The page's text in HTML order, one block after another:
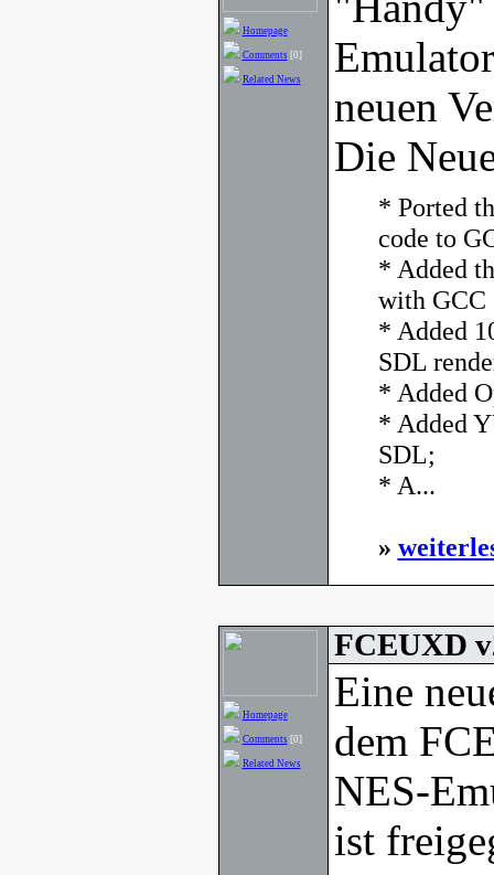
Homepage
Comments [0]
Related News
neuen
Die
* Ported
code to
* Added
with GCC
* Added
SDL
* Added
* Added
SDL;
* A...
»
Homepage
Comments [0]
Related News
FCEUXD
Eine
dem
NES-
ist